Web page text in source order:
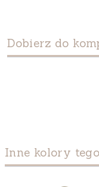
Dobierz do
Inne kolory